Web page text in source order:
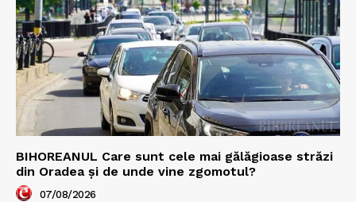
BIHOREANUL Care sunt cele mai gălăgioase străzi
din Oradea și de unde vine zgomotul?
07/08/2026